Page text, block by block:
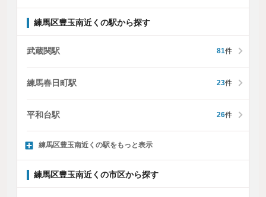
練馬区豊玉南近くの駅から探す
武蔵関駅 81件
練馬春日町駅 23件
平和台駅 26件
練馬区豊玉南近くの駅をもっと表示
練馬区豊玉南近くの市区から探す